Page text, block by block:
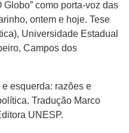
Globo” como porta-voz das
ontem e hoje. Tese
Universidade Estadual
Campos dos
esquerda: razões e
Tradução Marco
UNESP.